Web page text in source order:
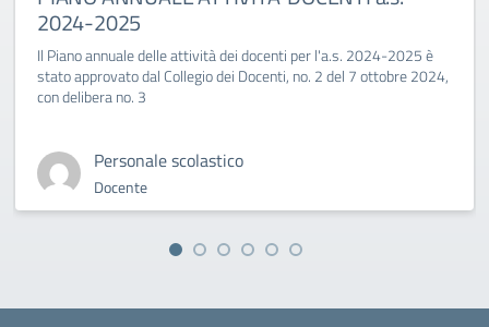
2024-2025
Il Piano annuale delle attività dei docenti per l'a.s. 2024-2025 è
stato approvato dal Collegio dei Docenti, no. 2 del 7 ottobre 2024,
con delibera no. 3
Personale scolastico
Docente